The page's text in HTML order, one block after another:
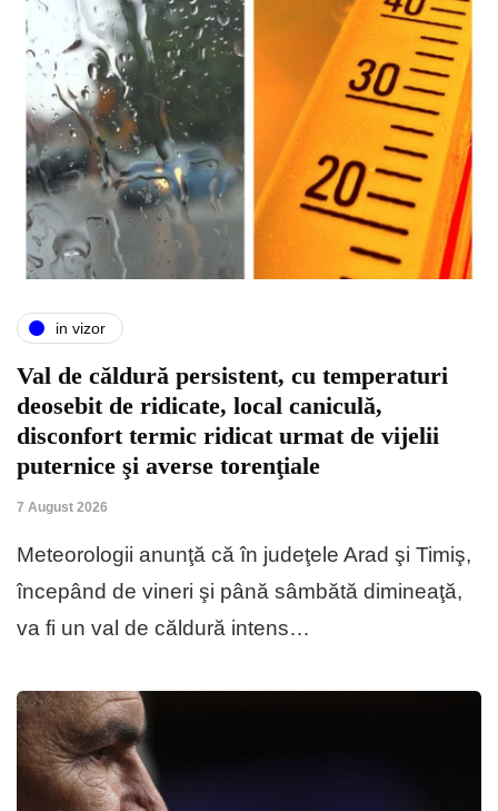
in vizor
Val de căldură persistent, cu temperaturi
deosebit de ridicate, local caniculă,
disconfort termic ridicat urmat de vijelii
puternice şi averse torenţiale
7 August 2026
Meteorologii anunţă că în judeţele Arad şi Timiş,
începând de vineri şi până sâmbătă dimineaţă,
va fi un val de căldură intens…